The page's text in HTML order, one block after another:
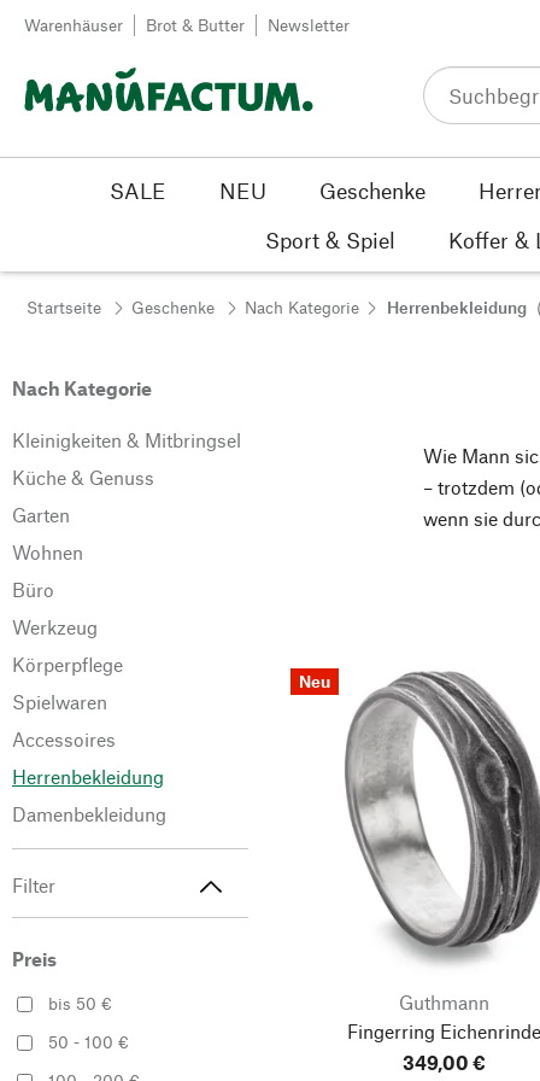
Zum Inhalt springen
Warenhäuser Brot & Butter Newsletter
SALE NEU Geschenke
Sport & Spiel
Koffer &
Startseite Geschenke Nach Kategorie Herrenbekleidung
Nach Kategorie
Kleinigkeiten & Mitbringsel
Küche & Genuss
Garten
Wohnen
Büro
Werkzeug
Körperpflege
Spielwaren
Accessoires
Herrenbekleidung
Damenbekleidung
Filter
Preis
bis 50 €
50 - 100 €
Wie Mann
– trotzdem
wenn sie
Neu
Guthmann
Fingerring
349,00 €